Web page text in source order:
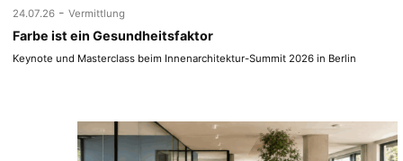
24.07.26 - Vermittlung
Farbe ist ein Gesundheitsfaktor
Keynote und Masterclass beim Innenarchitektur-Summit 2026 in Berlin